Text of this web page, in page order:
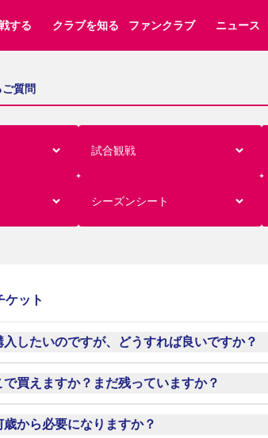
アクセス レディース
ハナサカプレー
する
席種 購入方法 シーズンシート 法人シーズンシート 福
よくあ
クラブを知る
報
カード サポートスタッフ セレッソアイデアちょうだいな
インパクトレポート 活動レポート
SPORT POSITIVE
セレッソフットサルパーク長居
ソ大阪アカデミー 子供のサッカースクール 大人のサッカ
ファンクラブ
招待券引換方法 先行入場 まいセレチケット 会員規定
ニュース
ント ファンクラブ ホームタウン パートナー スポーツ
質問
試合観戦
シーズンシート
ケット
したいのですが、どうすれば良いですか？
ルについてはこちらをご確認ください。
てはこちらをご確認ください。
買えますか？まだ残っていますか？
から必要になりますか？